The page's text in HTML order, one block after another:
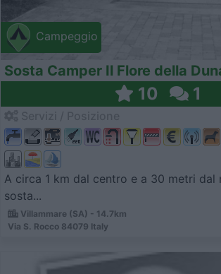
Campeggio
Sosta Camper Il Flore della
10 1
A circa 1 km dal centro e a 30 metri dal
sosta...
Villammare (SA) - 14.7km
Via S. Rocco 84079 Italy